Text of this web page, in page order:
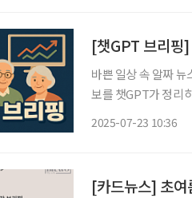
[챗GPT 브리핑
바쁜 일상 속 알짜
보를 챗GPT가 정리하고 편집
2025-07-23 10:36
[카드뉴스] 초여